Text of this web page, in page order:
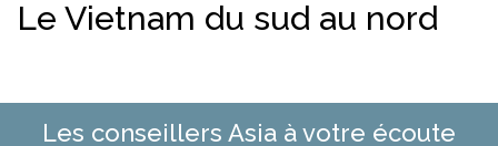
Le Vietnam du sud au nord
Les conseillers Asia à votre écoute